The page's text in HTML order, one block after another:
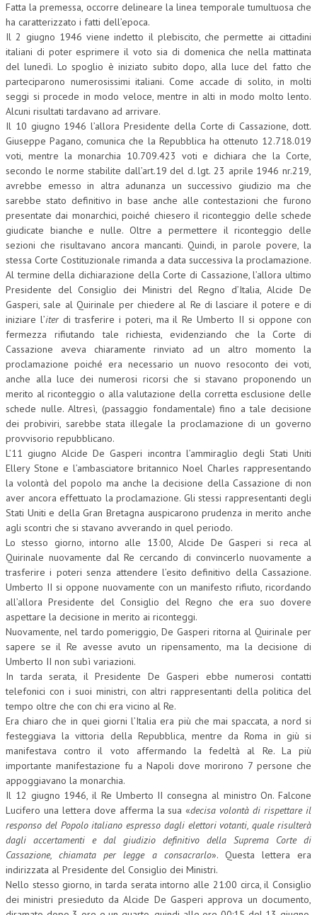
DIRITTO
DIRITTO PENALE D’IMPRESA
DIRITTO DEL LAVORO
DIRITTO DEL WEB
DIRITTO DELLE IMPRESE IN CRISI
CRIMINOLOGIA E CRIMINALISTICA
SICUREZZA SUL LAVORO
FISCO
DIRITTO TRIBUTARIO
FISCALITÀ INTERNAZIONALE
TAX RISK MANAGEMENT
CRIMINOLOGIA TRIBUTARIA
CFC E PARADISI FISCALI
TRANSFER PRICING
PRASSI
AMMINISTRATIVA
TRIBUTARIA
GIURISPRUDENZA
EUROPEA
COSTITUZIONALE
TRIBUTARIA
PENALE
NEWS
ARCHIVIO EVENTI (FINO AL 2022)
CORSI ENTI TERZI
PUBBLICAZIONI
BOLLETTINO FINANZIAMENTI
DOCUMENTI
MANUALI E MONOGRAFIE
TESI DI LAUREA
MATERIALE DIDATTICO
INVITI E PROMOZIONI
Fatta la premessa, occorre delineare la linea temporale tumultuosa che
ha caratterizzato i fatti dell’epoca.
Il 2 giugno 1946 viene indetto il plebiscito, che permette ai cittadini
italiani di poter esprimere il voto sia di domenica che nella mattinata
del lunedì. Lo spoglio è iniziato subito dopo, alla luce del fatto che
parteciparono numerosissimi italiani. Come accade di solito, in molti
seggi si procede in modo veloce, mentre in alti in modo molto lento.
Alcuni risultati tardavano ad arrivare.
Il 10 giugno 1946 l’allora Presidente della Corte di Cassazione, dott.
Giuseppe Pagano, comunica che la Repubblica ha ottenuto 12.718.019
voti, mentre la monarchia 10.709.423 voti e dichiara che la Corte,
secondo le norme stabilite dall’art.19 del d. lgt. 23 aprile 1946 nr.219,
avrebbe emesso in altra adunanza un successivo giudizio ma che
sarebbe stato definitivo in base anche alle contestazioni che furono
presentate dai monarchici, poiché chiesero il riconteggio delle schede
giudicate bianche e nulle. Oltre a permettere il riconteggio delle
sezioni che risultavano ancora mancanti. Quindi, in parole povere, la
stessa Corte Costituzionale rimanda a data successiva la proclamazione.
Al termine della dichiarazione della Corte di Cassazione, l’allora ultimo
Presidente del Consiglio dei Ministri del Regno d’Italia, Alcide De
Gasperi, sale al Quirinale per chiedere al Re di lasciare il potere e di
iniziare l’iterdi trasferire i poteri, ma il Re Umberto II si oppone con
fermezza rifiutando tale richiesta, evidenziando che la Corte di
Cassazione aveva chiaramente rinviato ad un altro momento la
proclamazione poiché era necessario un nuovo resoconto dei voti,
anche alla luce dei numerosi ricorsi che si stavano proponendo un
merito al riconteggio o alla valutazione della corretta esclusione delle
schede nulle. Altresì, (passaggio fondamentale) fino a tale decisione
dei probiviri, sarebbe stata illegale la proclamazione di un governo
provvisorio repubblicano.
L’11 giugno Alcide De Gasperi incontra l’ammiraglio degli Stati Uniti
Ellery Stone e l’ambasciatore britannico Noel Charles rappresentando
la volontà del popolo ma anche la decisione della Cassazione di non
aver ancora effettuato la proclamazione. Gli stessi rappresentanti degli
Stati Uniti e della Gran Bretagna auspicarono prudenza in merito anche
agli scontri che si stavano avverando in quel periodo.
Lo stesso giorno, intorno alle 13:00, Alcide De Gasperi si reca al
Quirinale nuovamente dal Re cercando di convincerlo nuovamente a
trasferire i poteri senza attendere l’esito definitivo della Cassazione.
Umberto II si oppone nuovamente con un manifesto rifiuto, ricordando
all’allora Presidente del Consiglio del Regno che era suo dovere
aspettare la decisione in merito ai riconteggi.
Nuovamente, nel tardo pomeriggio, De Gasperi ritorna al Quirinale per
sapere se il Re avesse avuto un ripensamento, ma la decisione di
Umberto II non subì variazioni.
In tarda serata, il Presidente De Gasperi ebbe numerosi contatti
telefonici con i suoi ministri, con altri rappresentanti della politica del
tempo oltre che con chi era vicino al Re.
Era chiaro che in quei giorni l’Italia era più che mai spaccata, a nord si
festeggiava la vittoria della Repubblica, mentre da Roma in giù si
manifestava contro il voto affermando la fedeltà al Re. La più
importante manifestazione fu a Napoli dove morirono 7 persone che
appoggiavano la monarchia.
Il 12 giugno 1946, il Re Umberto II consegna al ministro On. Falcone
Lucifero una lettera dove afferma la sua «decisa volontà di rispettare il
responso del Popolo italiano espresso dagli elettori votanti, quale risulterà
dagli accertamenti e dal giudizio definitivo della Suprema Corte di
Cassazione, chiamata per legge a consacrarlo». Questa lettera era
indirizzata al Presidente del Consiglio dei Ministri.
Nello stesso giorno, in tarda serata intorno alle 21:00 circa, il Consiglio
dei ministri presieduto da Alcide De Gasperi approva un documento,